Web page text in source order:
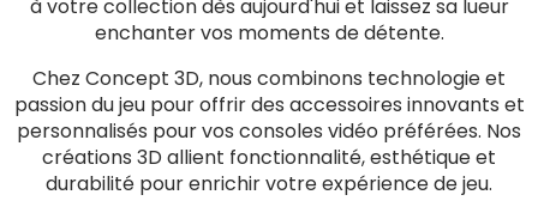
à votre collection dès aujourd'hui et laissez sa lueur
enchanter vos moments de détente.
Chez Concept 3D, nous combinons technologie et
passion du jeu pour offrir des accessoires innovants et
personnalisés pour vos consoles vidéo préférées. Nos
créations 3D allient fonctionnalité, esthétique et
durabilité pour enrichir votre expérience de jeu.